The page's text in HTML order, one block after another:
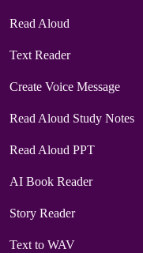
Read Aloud
Text Reader
Create Voice Message
Read Aloud Study Notes
Read Aloud PPT
AI Book Reader
Story Reader
Text to WAV